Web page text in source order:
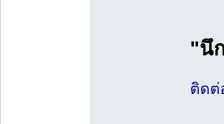
"นึ
ติดต่